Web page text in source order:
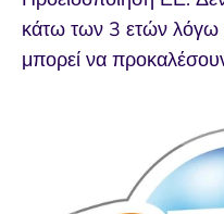
κάτω των 3 ετών λόγω
μπορεί να